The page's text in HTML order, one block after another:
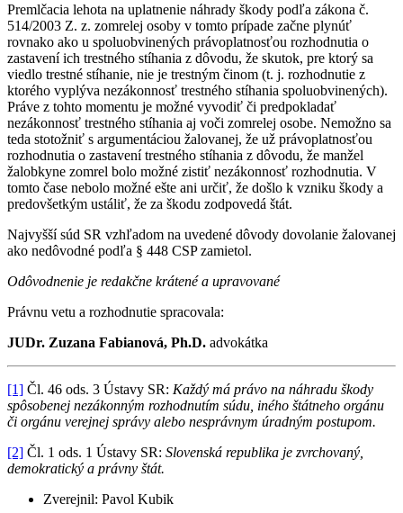
Premlčacia lehota na uplatnenie náhrady škody podľa zákona č.
514/2003 Z. z. zomrelej osoby v tomto prípade začne plynúť
rovnako ako u spoluobvinených právoplatnosťou rozhodnutia o
zastavení ich trestného stíhania z dôvodu, že skutok, pre ktorý sa
viedlo trestné stíhanie, nie je trestným činom (t. j. rozhodnutie z
ktorého vyplýva nezákonnosť trestného stíhania spoluobvinených).
Práve z tohto momentu je možné vyvodiť či predpokladať
nezákonnosť trestného stíhania aj voči zomrelej osobe. Nemožno sa
teda stotožniť s argumentáciou žalovanej, že už právoplatnosťou
rozhodnutia o zastavení trestného stíhania z dôvodu, že manžel
žalobkyne zomrel bolo možné zistiť nezákonnosť rozhodnutia. V
tomto čase nebolo možné ešte ani určiť, že došlo k vzniku škody a
predovšetkým ustáliť, že za škodu zodpovedá štát.
Najvyšší súd SR vzhľadom na uvedené dôvody dovolanie žalovanej
ako nedôvodné podľa § 448 CSP zamietol.
Odôvodnenie je redakčne krátené a upravované
Právnu vetu a rozhodnutie spracovala:
JUDr. Zuzana Fabianová, Ph.D. advokátka
[1] Čl. 46 ods. 3 Ústavy SR: Každý má právo na náhradu škody
spôsobenej nezákonným rozhodnutím súdu, iného štátneho orgánu
či orgánu verejnej správy alebo nesprávnym úradným postupom.
[2] Čl. 1 ods. 1 Ústavy SR: Slovenská republika je zvrchovaný,
demokratický a právny štát.
Zverejnil: Pavol Kubik